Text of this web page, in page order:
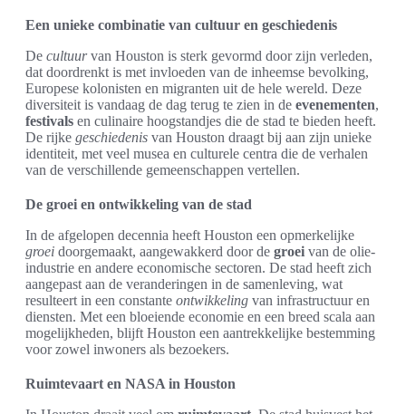
Een unieke combinatie van cultuur en geschiedenis
De cultuurvan Houston is sterk gevormd door zijn verleden,
dat doordrenkt is met invloeden van de inheemse bevolking,
Europese kolonisten en migranten uit de hele wereld. Deze
diversiteit is vandaag de dag terug te zien in de evenementen,
festivals en culinaire hoogstandjes die de stad te bieden heeft.
De rijke geschiedenis van Houston draagt bij aan zijn unieke
identiteit, met veel musea en culturele centra die de verhalen
van de verschillende gemeenschappen vertellen.
De groei en ontwikkeling van de stad
In de afgelopen decennia heeft Houston een opmerkelijke
groei doorgemaakt, aangewakkerd door de groei van de olie-
industrie en andere economische sectoren. De stad heeft zich
aangepast aan de veranderingen in de samenleving, wat
resulteert in een constante ontwikkeling van infrastructuur en
diensten. Met een bloeiende economie en een breed scala aan
mogelijkheden, blijft Houston een aantrekkelijke bestemming
voor zowel inwoners als bezoekers.
Ruimtevaart en NASA in Houston